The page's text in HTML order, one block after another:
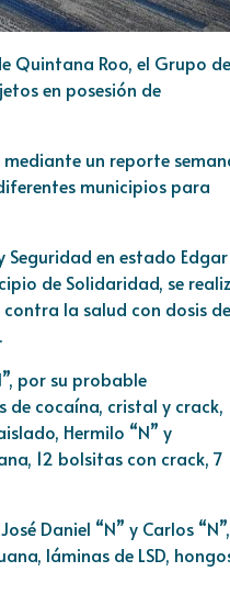
Quintana Roo, el Grupo de
en posesión de
un reporte
municipios para
Seguridad en estado Edgar
de Solidaridad, se
la salud con dosis de
por su probable
de cocaína, cristal y crack,
Hermilo “N” y
12 bolsitas con crack, 7
Daniel “N” y Carlos
láminas de LSD,